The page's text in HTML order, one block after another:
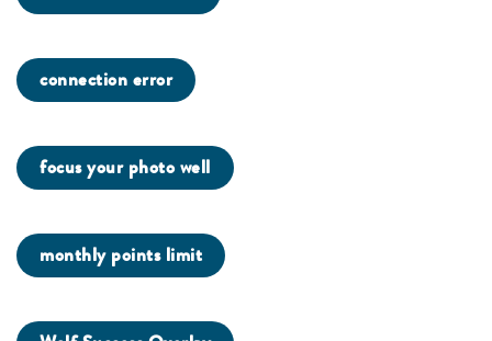
connection error
focus your photo well
monthly points limit